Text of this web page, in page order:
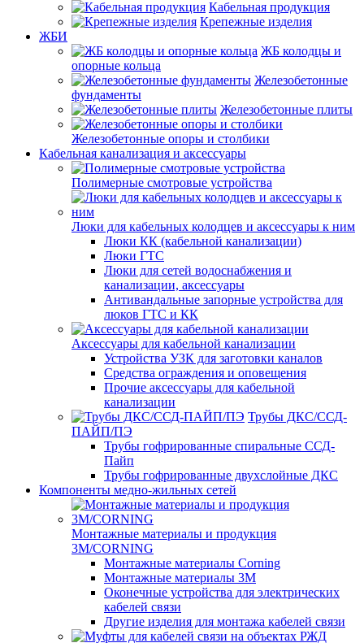
Кабельная продукция
Крепежные изделия
ЖБИ
ЖБ колодцы и
опорные кольца
Железобетонные
фундаменты
Железобетонные плиты
Железобетонные опоры и столбики
Кабельная канализация и аксессуары
Полимерные смотровые устройства
Люки для кабельных колодцев и аксессуары к ним
Люки КК (кабельной канализации)
Люки ГТС
Люки для сетей водоснабжения и
канализации, аксессуары
Антивандальные запорные устройства для
люков ГТС и КК
Аксессуары для кабельной канализации
Устройства УЗК для заготовки каналов
Средства ограждения и оповещения
Прочие аксессуары для кабельной
канализации
Трубы ДКС/ССД-
ПАЙП/ПЭ
Трубы гофрированные спиральные ССД-
Пайп
Трубы гофрированные двухслойные ДКС
Компоненты медно-жильных сетей
Монтажные материалы и продукция
3M/CORNING
Монтажные материалы Corning
Монтажные материалы 3M
Оконечные устройства для электрических
кабелей связи
Другие изделия для монтажа кабелей связи